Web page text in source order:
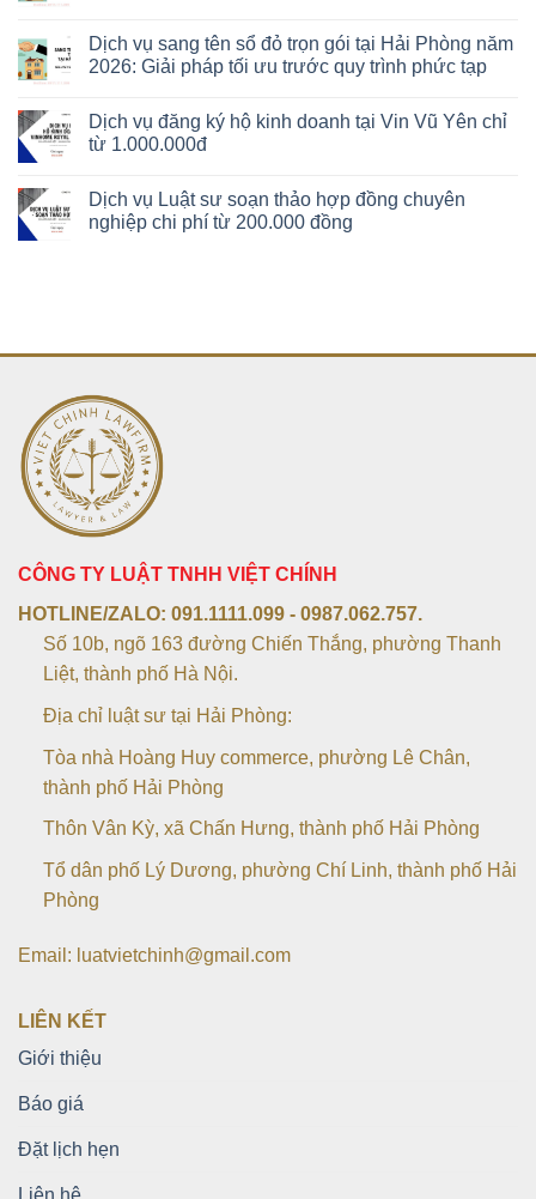
Dịch vụ sang tên sổ đỏ trọn gói tại Hải Phòng năm
2026: Giải pháp tối ưu trước quy trình phức tạp
Dịch vụ đăng ký hộ kinh doanh tại Vin Vũ Yên chỉ
từ 1.000.000đ
Dịch vụ Luật sư soạn thảo hợp đồng chuyên
nghiệp chi phí từ 200.000 đồng
CÔNG TY LUẬT TNHH VIỆT CHÍNH
HOTLINE/ZALO: 091.1111.099 - 0987.062.757.
Số 10b, ngõ 163 đường Chiến Thắng, phường Thanh
Liệt, thành phố Hà Nội.
Địa chỉ luật sư tại Hải Phòng:
Tòa nhà Hoàng Huy commerce, phường Lê Chân,
thành phố Hải Phòng
Thôn Vân Kỳ, xã Chấn Hưng, thành phố Hải Phòng
Tổ dân phố Lý Dương, phường Chí Linh, thành phố Hải
Phòng
Email: luatvietchinh@gmail.com
LIÊN KẾT
Giới thiệu
Báo giá
Đặt lịch hẹn
Liên hệ